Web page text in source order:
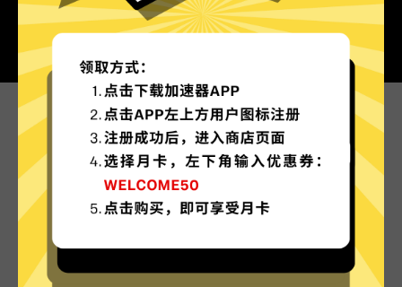
为什么选择油管加速器?
更多服务器地区选择
油管加速器现已拥有超多加速服务器节点，并且还